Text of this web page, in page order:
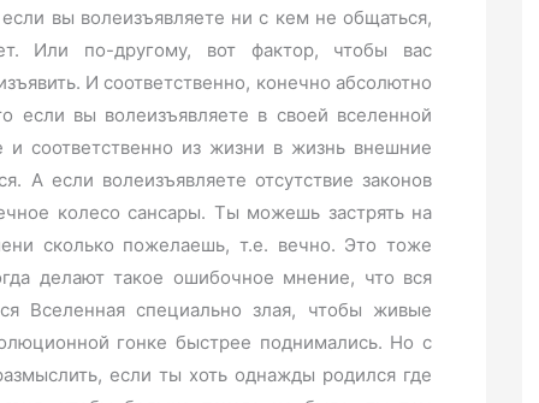
вы волеизъявляете ни с кем не общаться,
Или по-другому, вот фактор, чтобы вас
И соответственно, конечно абсолютно
если вы волеизъявляете в своей вселенной
соответственно из жизни в жизнь внешние
А если волеизъявляете отсутствие законов
колесо сансары. Ты можешь застрять на
сколько пожелаешь, т.е. вечно. Это тоже
делают такое ошибочное мнение, что вся
Вселенная специально злая, чтобы живые
гонке быстрее поднимались. Но с
если ты хоть однажды родился где